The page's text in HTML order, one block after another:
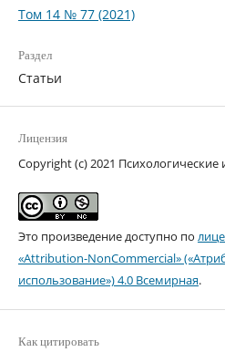
Том 14 № 77 (2021)
Раздел
Статьи
Лицензия
Copyright (c) 2021 Психологические
Это произведение доступно по
«Attribution-NonCommercial»
использование») 4.0 Всемирная.
Как цитировать